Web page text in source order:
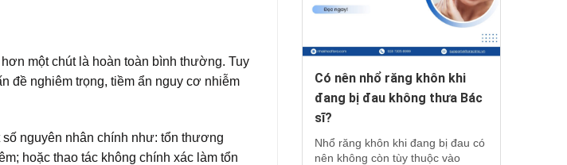
một chút là hoàn toàn bình thường. Tuy
đề nghiêm trọng, tiềm ẩn nguy cơ nhiễm
nguyên nhân chính như: tổn thương
hoặc thao tác không chính xác làm tổn
Có nên nhổ răng khôn khi
đang bị đau không thưa Bác
sĩ?
Nhổ răng khôn khi đang bị đau có
nên không còn tùy thuộc vào